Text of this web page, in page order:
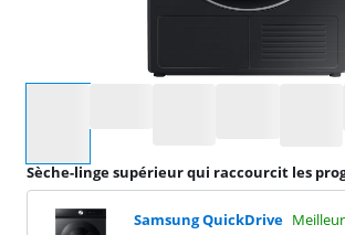
Sèche-linge supérieur qui raccourcit les
Samsung QuickDrive